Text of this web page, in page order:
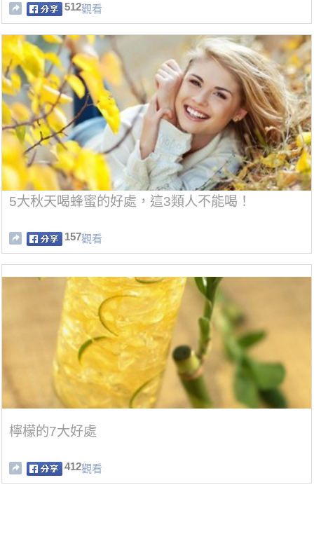
512觀看
5大秋天喝蜂蜜的好處，這3類人不能喝！
157觀看
檸檬的7大好處
412觀看